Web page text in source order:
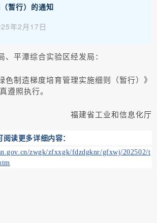
暂行）的通知
年2月17日
、平潭综合实验区经发局：
色制造梯度培育管理实施细则（暂行）》
遵照执行。
福建省工业和信息化厅
读更多详细内容：
zwgk/zfxxgk/fdzdgknr/gfxwj/202502/t